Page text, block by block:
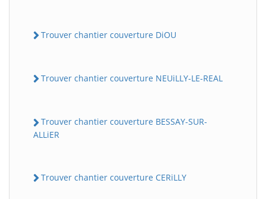
Trouver chantier couverture DiOU
Trouver chantier couverture NEUiLLY-LE-REAL
Trouver chantier couverture BESSAY-SUR-
ALLiER
Trouver chantier couverture CERiLLY